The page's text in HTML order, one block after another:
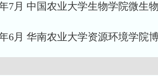
7月 中国农业大学生物学院微生
6月 华南农业大学资源环境学院